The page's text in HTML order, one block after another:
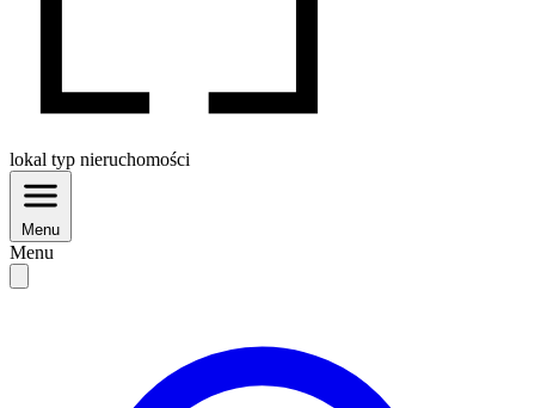
lokal typ nieruchomości
Menu
Menu